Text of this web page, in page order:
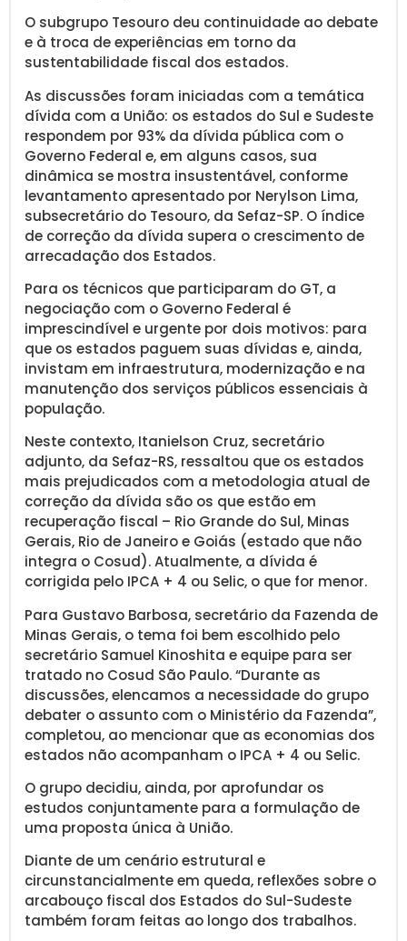
O subgrupo Tesouro deu continuidade ao debate
e à troca de experiências em torno da
sustentabilidade fiscal dos estados.
As discussões foram iniciadas com a temática
dívida com a União: os estados do Sul e Sudeste
respondem por 93% da dívida pública com o
Governo Federal e, em alguns casos, sua
dinâmica se mostra insustentável, conforme
levantamento apresentado por Nerylson Lima,
subsecretário do Tesouro, da Sefaz-SP. O índice
de correção da dívida supera o crescimento de
arrecadação dos Estados.
Para os técnicos que participaram do GT, a
negociação com o Governo Federal é
imprescindível e urgente por dois motivos: para
que os estados paguem suas dívidas e, ainda,
invistam em infraestrutura, modernização e na
manutenção dos serviços públicos essenciais à
população.
Neste contexto, Itanielson Cruz, secretário
adjunto, da Sefaz-RS, ressaltou que os estados
mais prejudicados com a metodologia atual de
correção da dívida são os que estão em
recuperação fiscal – Rio Grande do Sul, Minas
Gerais, Rio de Janeiro e Goiás (estado que não
integra o Cosud). Atualmente, a dívida é
corrigida pelo IPCA + 4 ou Selic, o que for menor.
Para Gustavo Barbosa, secretário da Fazenda de
Minas Gerais, o tema foi bem escolhido pelo
secretário Samuel Kinoshita e equipe para ser
tratado no Cosud São Paulo. “Durante as
discussões, elencamos a necessidade do grupo
debater o assunto com o Ministério da Fazenda”,
completou, ao mencionar que as economias dos
estados não acompanham o IPCA + 4 ou Selic.
O grupo decidiu, ainda, por aprofundar os
estudos conjuntamente para a formulação de
uma proposta única à União.
Diante de um cenário estrutural e
circunstancialmente em queda, reflexões sobre o
arcabouço fiscal dos Estados do Sul-Sudeste
também foram feitas ao longo dos trabalhos.